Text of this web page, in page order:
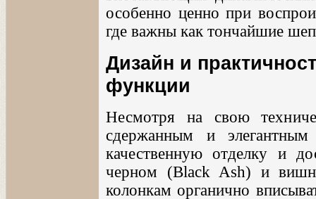
особенно ценно при
где важны как тончайшие
Дизайн и
функции
Несмотря на свою
сдержанным и
качественную отделку и
черном (Black Ash) и
колонкам органично